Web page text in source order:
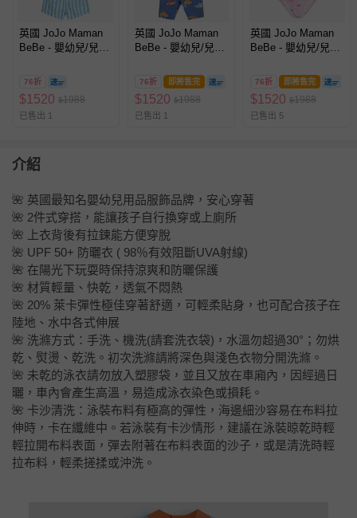
英國 JoJo Maman
BeBe - 嬰幼兒/兒童
魚玩耍
76折
$1520 $1988
已售出 1
英國 JoJo Maman
BeBe - 嬰幼兒/兒童
魚戲水
76折 即將售完
$1520 $1988
已售出 1
英國 JoJo Maman
BeBe - 嬰幼兒/兒童
蜜櫻桃
76折 即將售完
$1520 $1988
已售出 5
介紹
🌺 英國最知名嬰幼兒用品服飾品牌，安心穿著
🌺 2件式穿搭，能讓孩子自行換穿或上廁所
🌺 上衣背後有拉鍊能方便穿脫
🌺 UPF 50+ 防曬衣 ( 98％有效阻斷UVA射線)
🌺 在陽光下玩耍時保持涼爽和防曬保護
🌺 材質輕量、快乾，透氣不悶熱
🌺 20% 萊卡彈性極佳穿著舒適，可輕柔貼身，也可配合孩子在
陸地、水中各式伸展
🌺 洗滌方式：手洗、機洗(請套洗衣袋)，水溫勿超過30°；勿烘
乾、熨燙、乾洗。初次洗滌請將深色與淺色衣物分開洗滌。
🌺 未乾的泳衣請勿放入塑膠袋，並且又放在車廂內，因經過日
曬，車內會產生高溫，易造成泳衣染色或損耗。
🌺 卡沙清洗：泳裝布料有極高的彈性，海邊細沙容易在布料拉
伸時，卡在纖維中。若泳裝有卡沙情形，建議在泳裝晾乾時輕
輕拉開布料表面，彈去附著在布料表面的沙子，或是清洗時輕
拉布料，輕柔搓揉或沖洗。